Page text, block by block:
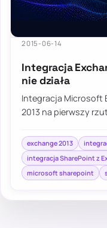
2015-06-14
Integracja
nie działa
Integracja Microsoft
2013 na pierwszy
exchange 2013
integracja SharePoint z
microsoft sharepoint